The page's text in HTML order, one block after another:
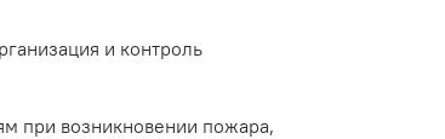
и контроль
при возникновении пожара,